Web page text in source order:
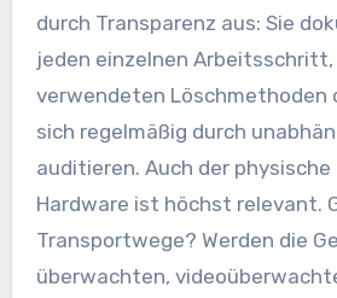
durch Transparenz aus: Sie
jeden einzelnen
verwendeten Löschmethoden
sich regelmäßig durch
auditieren. Auch der
Hardware ist höchst relevant.
Transportwege? Werden die
überwachten,